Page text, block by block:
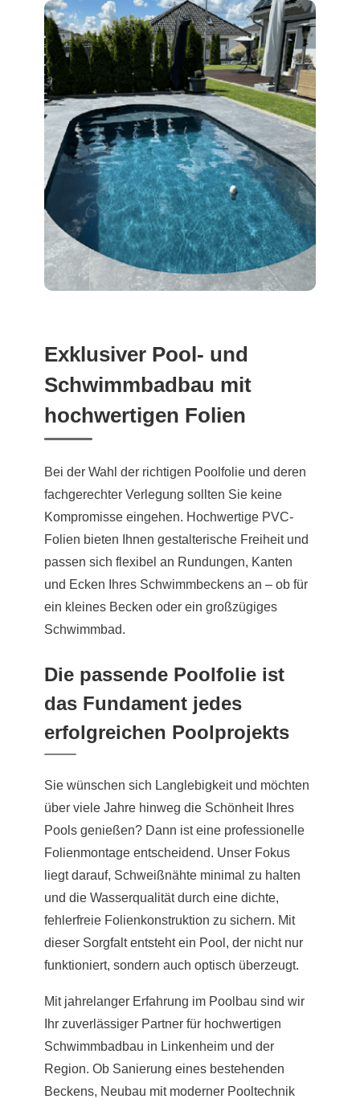
Exklusiver Pool- und
Schwimmbadbau mit
hochwertigen Folien
Bei der Wahl der richtigen Poolfolie und deren
fachgerechter Verlegung sollten Sie keine
Kompromisse eingehen. Hochwertige PVC-
Folien bieten Ihnen gestalterische Freiheit und
passen sich flexibel an Rundungen, Kanten
und Ecken Ihres Schwimmbeckens an – ob für
ein kleines Becken oder ein großzügiges
Schwimmbad.
Die passende Poolfolie ist
das Fundament jedes
erfolgreichen Poolprojekts
Sie wünschen sich Langlebigkeit und möchten
über viele Jahre hinweg die Schönheit Ihres
Pools genießen? Dann ist eine professionelle
Folienmontage entscheidend. Unser Fokus
liegt darauf, Schweißnähte minimal zu halten
und die Wasserqualität durch eine dichte,
fehlerfreie Folienkonstruktion zu sichern. Mit
dieser Sorgfalt entsteht ein Pool, der nicht nur
funktioniert, sondern auch optisch überzeugt.
Mit jahrelanger Erfahrung im Poolbau sind wir
Ihr zuverlässiger Partner für hochwertigen
Schwimmbadbau in Linkenheim und der
Region. Ob Sanierung eines bestehenden
Beckens, Neubau mit moderner Pooltechnik